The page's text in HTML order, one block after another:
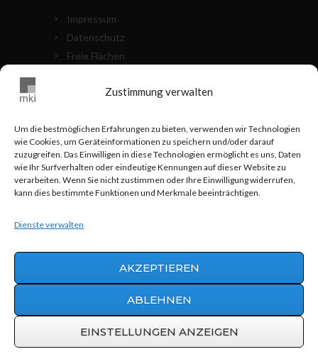
Zustimmung verwalten
Um die bestmöglichen Erfahrungen zu bieten, verwenden wir Technologien
wie Cookies, um Geräteinformationen zu speichern und/oder darauf
zuzugreifen. Das Einwilligen in diese Technologien ermöglicht es uns, Daten
wie Ihr Surfverhalten oder eindeutige Kennungen auf dieser Website zu
verarbeiten. Wenn Sie nicht zustimmen oder Ihre Einwilligung widerrufen,
kann dies bestimmte Funktionen und Merkmale beeinträchtigen.
Dienste verwalten
AKZEPTIEREN
ABLEHNEN
EINSTELLUNGEN ANZEIGEN
Impressum
Datenschutz
Freie Flächen
MKI VOR ORT
0711 - 24 83 517
Hohnerstraße 25 70469 Stuttgart
Werbeagentur AWEOS© 2015 | MKI
Grundbesitz GmbH & Co.
Vermögensverwaltungs KG |info@mki-